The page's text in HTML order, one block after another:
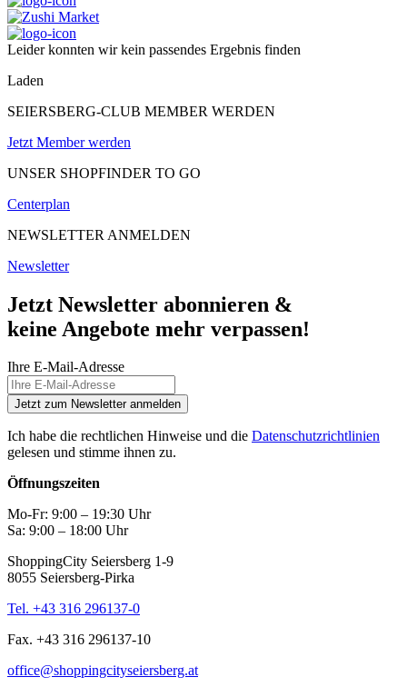
Leider konnten wir kein passendes Ergebnis finden
Laden
SEIERSBERG-CLUB MEMBER WERDEN
Jetzt Member werden
UNSER SHOPFINDER TO GO
Centerplan
NEWSLETTER ANMELDEN
Newsletter
Jetzt Newsletter abonnieren &
keine Angebote mehr verpassen!
Ihre E-Mail-Adresse
Jetzt zum Newsletter anmelden
Ich habe die rechtlichen Hinweise und die Datenschutzrichtlinien
gelesen und stimme ihnen zu.
Öffnungszeiten
Mo-Fr: 9:00 – 19:30 Uhr
Sa: 9:00 – 18:00 Uhr
ShoppingCity Seiersberg 1-9
8055 Seiersberg-Pirka
Tel. +43 316 296137-0
Fax. +43 316 296137-10
office@shoppingcityseiersberg.at